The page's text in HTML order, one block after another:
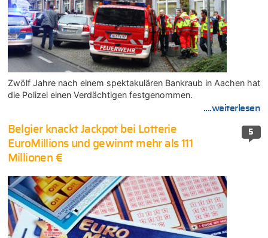
Zwölf Jahre nach einem spektakulären Bankraub in Aachen hat
die Polizei einen Verdächtigen festgenommen.
....weiterlesen
5
Belgier knackt Jackpot bei Lotterie
EuroMillions und gewinnt mehr als 111
Millionen €